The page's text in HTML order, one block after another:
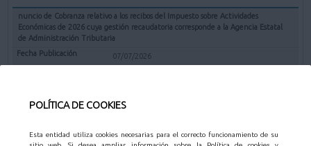
POLÍTICA DE COOKIES
Esta entidad utiliza cookies necesarias para el correcto funcionamiento de su
nuncio de Cobranza relativo a los recibos del Impuesto sobre Actividades
Económicas de 2026 cuya gestión recaudatoria corresponde a la Agencia Estatal
de Administración Tributaria
07/07/2026
Mostrar